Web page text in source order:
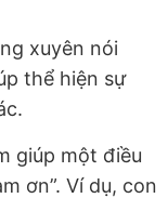
xuyên nói
thể hiện sự
giúp một điều
ơn”. Ví dụ, con